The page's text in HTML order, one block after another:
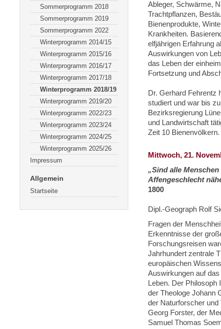
Sommerprogramm 2018
Sommerprogramm 2019
Sommerprogramm 2022
Winterprogramm 2014/15
Winterprogramm 2015/16
Winterprogramm 2016/17
Winterprogramm 2017/18
Winterprogramm 2018/19
Winterprogramm 2019/20
Winterprogramm 2022/23
Winterprogramm 2023/24
Winterprogramm 2024/25
Winterprogramm 2025/26
Impressum
Allgemein
Startseite
Ableger, Schwärme,
Trachtpflanzen,
Bienenprodukte,
Krankheiten.
elfjährigen Erfahrung
Auswirkungen von
das Leben der
Fortsetzung und
Dr. Gerhard Fehrentz
studiert und war bis
Bezirksregierung
und Landwirtschaft
Zeit 10 Bienenvölkern.
Mittwoch, 21.
„Sind alle
Affengeschlecht
1800
Dipl.-Geograph Rolf
Fragen der
Erkenntnisse der
Forschungsreisen
Jahrhundert zentrale
europäischen
Auswirkungen auf
Leben. Der Philosoph
der Theologe Johann
der Naturforscher und
Georg Forster, der
Samuel Thomas